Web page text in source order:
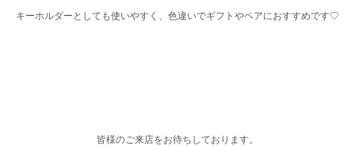
キーホルダーとしても使いやすく、色違いでギフトやペアにおすすめです♡
皆様のご来店をお待ちしております。